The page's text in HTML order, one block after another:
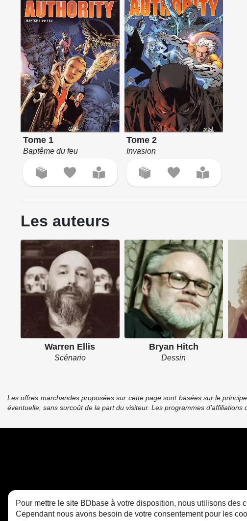
Tome 1
Baptême du feu
Tome 2
Invasion
Les auteurs
Warren Ellis
Scénario
Bryan Hitch
Dessin
Les offres marchandes proposées sur cette page sont basées sur le
éventuelle, sans surcoût de la part du visiteur. Les programmes
Pour mettre le site BDbase à votre disposition, nous utilisons des
Cependant nous avons besoin de votre consentement pour les